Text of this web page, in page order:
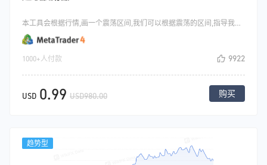
本工具会根据行情,画一个震荡区间,我们可以根据震荡的区间,指导我们来做交易，既可以做突破趋势行情(突破高低点)，也可以做震荡的高抛低吸行情.
1000+人付款 9922
USD 0.99 USD980.00 购买
趋势型